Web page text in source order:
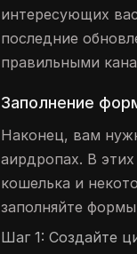
интересующих
последние
правильными
Заполнение
Наконец, вам
аирдропах. В
кошелька и
заполняйте
Шаг 1: Создайте